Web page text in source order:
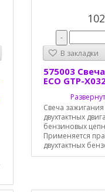
-
В закладки
575003
ECO GTP-
Свеча зажигания
двухтактных
бензиновых
Применяется
двухтактных